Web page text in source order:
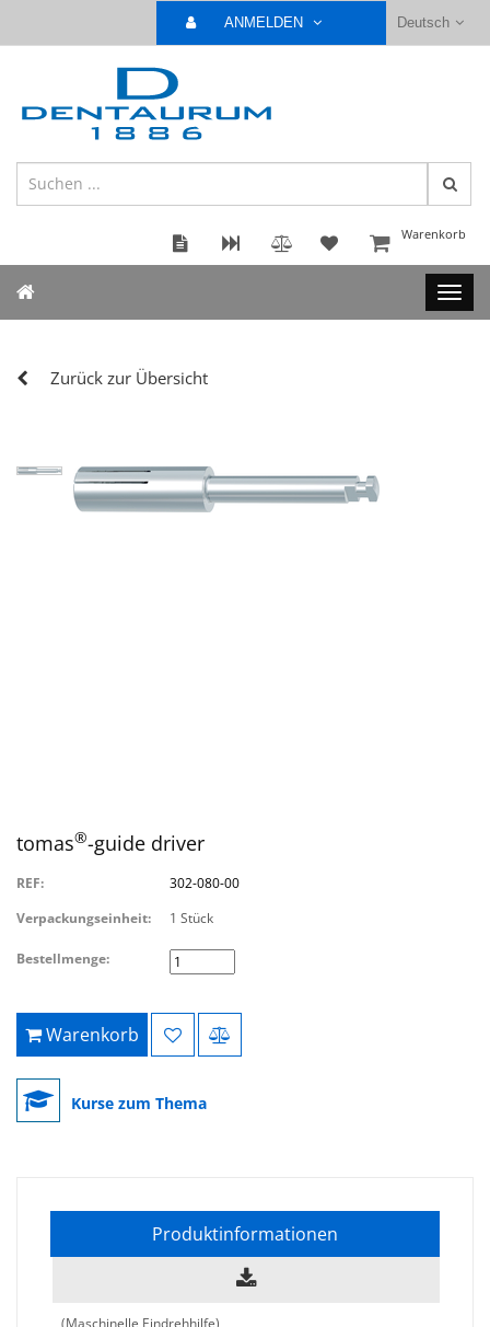
Deutsch
ANMELDEN
Warenkorb
Zurück zur Übersicht
tomas®-guide driver
REF:
302-080-00
Verpackungseinheit:
1 Stück
Bestellmenge:
Warenkorb
Kurse zum Thema
Produktinformationen
(Maschinelle Eindrehhilfe)